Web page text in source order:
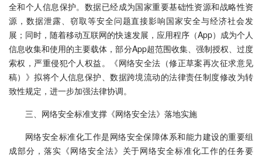
全和个人信息保护。数据已经成为国家重要基础性资源和战略性资
源，数据泄露、窃取等安全问题直接影响国家安全与经济社会发
展；同时，随着移动互联网的快速发展，应用程序（App）成为个人
信息收集和使用的主要载体，部分App超范围收集、强制授权、过度
索权，严重侵犯个人权益。《网络安全法（修正草案再次征求意见
稿）》拟将个人信息保护、数据跨境流动的法律责任制度修改为转
致性规定，进一步加强法律协调。
三、网络安全标准支撑《网络安全法》落地实施
网络安全标准化工作是网络安全保障体系和能力建设的重要组
成部分，落实《网络安全法》关于网络安全标准化工作的任务要